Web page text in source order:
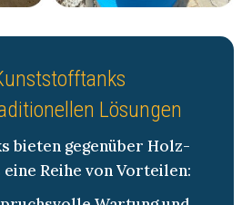
Lösungen
bieten gegenüber Holz-
Reihe von Vorteilen: